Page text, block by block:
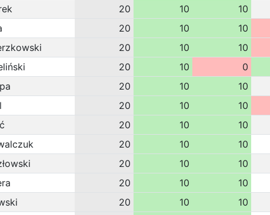
20 10
10
20 10 10
20 10 10
20 10 0
20 10
10
20 10 10
20 10
10
20 10
10
20 10
10
20 10
10
20 10
10